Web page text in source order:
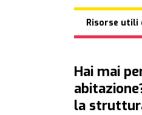
Risorse utili
Hai mai
la